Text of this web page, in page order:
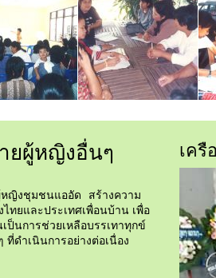
ยผู้หญิงอื่นๆ
ญิงชุมชนแออัด สร้างความ
ทยและประเทศเพื่อนบ้าน เพื่อ
นการช่วยเหลือบรรเทาทุกข์
ดำเนินการอย่างต่อเนื่อง
เครื